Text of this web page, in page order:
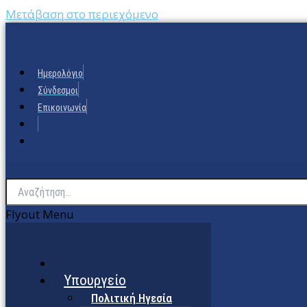
Μετάβαση στο περιεχόμενο
Ημερολόγιο
Σύνδεσμοι
Επικοινωνία
Flyout Menu
Υπουργείο
Πολιτική Ηγεσία